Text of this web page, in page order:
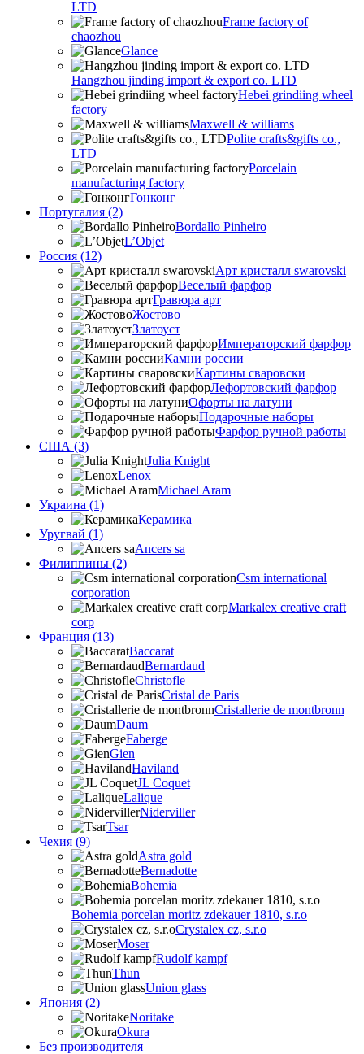
LTD
Frame factory of
chaozhou
Glance
Hangzhou jinding import & export co. LTD
Hebei grindiing wheel
factory
Maxwell & williams
Polite crafts&gifts co.,
LTD
Porcelain
manufacturing factory
Гонконг
Португалия (2)
Bordallo Pinheiro
L’Objet
Россия (12)
Арт кристалл swarovski
Веселый фарфор
Гравюра арт
Жостово
Златоуст
Императорский фарфор
Камни россии
Картины сваровски
Лефортовский фарфор
Офорты на латуни
Подарочные наборы
Фарфор ручной работы
США (3)
Julia Knight
Lenox
Michael Aram
Украина (1)
Керамика
Уругвай (1)
Ancers sa
Филиппины (2)
Csm international
corporation
Markalex creative craft
corp
Франция (13)
Baccarat
Bernardaud
Christofle
Cristal de Paris
Cristallerie de montbronn
Daum
Faberge
Gien
Haviland
JL Coquet
Lalique
Niderviller
Tsar
Чехия (9)
Astra gold
Bernadotte
Bohemia
Bohemia porcelan moritz zdekauer 1810, s.r.o
Crystalex cz, s.r.o
Moser
Rudolf kampf
Thun
Union glass
Япония (2)
Noritake
Okura
Без производителя